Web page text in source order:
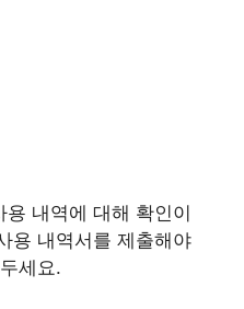
내역에 대해 확인이
용 내역서를 제출해야
세요.